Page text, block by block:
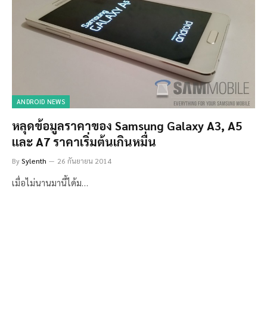
ANDROID NEWS
หลุดข้อมูลราคาของ Samsung Galaxy A3, A5
และ A7 ราคาเริ่มต้นเกินหมื่น
BySylenth 26 กันยายน 2014
เมื่อไม่นานมานี้ได้ม…